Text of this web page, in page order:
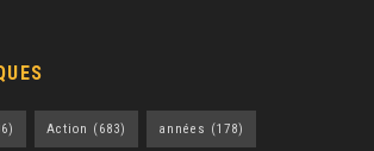
Action (683) années (178)